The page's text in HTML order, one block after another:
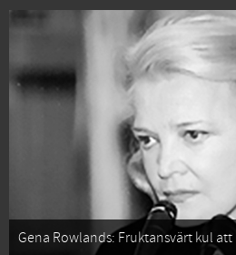
Gena Rowlands: Fruktansvärt kul